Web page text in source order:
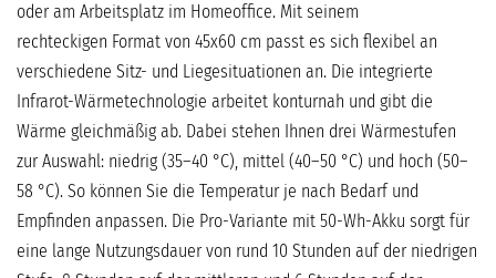
oder am Arbeitsplatz im Homeoffice. Mit seinem
rechteckigen Format von 45x60 cm passt es sich flexibel an
verschiedene Sitz- und Liegesituationen an. Die integrierte
Infrarot-Wärmetechnologie arbeitet konturnah und gibt die
Wärme gleichmäßig ab. Dabei stehen Ihnen drei Wärmestufen
zur Auswahl: niedrig (35–40 °C), mittel (40–50 °C) und hoch (50–
58 °C). So können Sie die Temperatur je nach Bedarf und
Empfinden anpassen. Die Pro-Variante mit 50-Wh-Akku sorgt für
eine lange Nutzungsdauer von rund 10 Stunden auf der niedrigen